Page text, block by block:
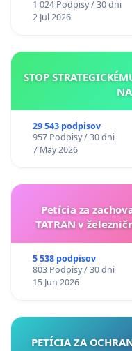
1 024 Podpisy / 30 dni
2 Jul 2026
STOP
29 543 podpisov
957 Podpisy / 30 dni
7 May 2026
Petícia za
TATRAN v
5 538 podpisov
803 Podpisy / 30 dni
15 Jun 2026
PETÍCIA ZA